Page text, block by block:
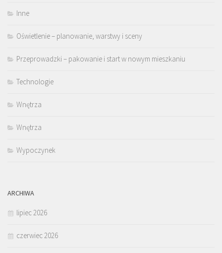
Inne
Oświetlenie – planowanie, warstwy i sceny
Przeprowadzki – pakowanie i start w nowym mieszkaniu
Technologie
Wnętrza
Wnętrza
Wypoczynek
ARCHIWA
lipiec 2026
czerwiec 2026